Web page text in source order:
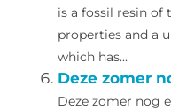
is a fossil resin of
properties and a
which has...
Deze zomer
Deze zomer nog